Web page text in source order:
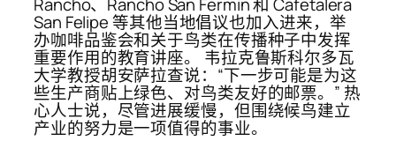
Rancho、Rancho San Fermin 和 Cafetalera
San Felipe 等其他当地倡议也加入进来，举
办咖啡品鉴会和关于鸟类在传播种子中发挥
重要作用的教育讲座。 韦拉克鲁斯科尔多瓦
大学教授胡安萨拉查说：“下一步可能是为这
些生产商贴上绿色、对鸟类友好的邮票。” 热
心人士说，尽管进展缓慢，但围绕候鸟建立
产业的努力是一项值得的事业。